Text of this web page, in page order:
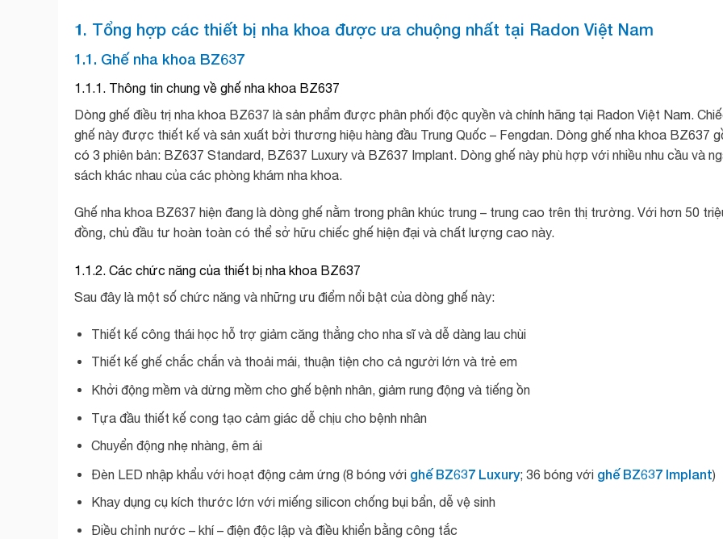
1. Tổng hợp các thiết bị nha khoa được ưa chuộng nhất tại Radon Việt Nam
1.1. Ghế nha khoa BZ637
1.1.1. Thông tin chung về ghế nha khoa BZ637
Dòng ghế điều trị nha khoa BZ637 là sản phẩm được phân phối độc quyền và chính hãng tại Radon Việt Nam.
ghế này được thiết kế và sản xuất bởi thương hiệu hàng đầu Trung Quốc – Fengdan. Dòng ghế nha khoa BZ637
có 3 phiên bản: BZ637 Standard, BZ637 Luxury và BZ637 Implant. Dòng ghế này phù hợp với nhiều nhu cầu và
sách khác nhau của các phòng khám nha khoa.
Ghế nha khoa BZ637 hiện đang là dòng ghế nằm trong phân khúc trung – trung cao trên thị trường. Với hơn 50
đồng, chủ đầu tư hoàn toàn có thể sở hữu chiếc ghế hiện đại và chất lượng cao này.
1.1.2. Các chức năng của thiết bị nha khoa BZ637
Sau đây là một số chức năng và những ưu điểm nổi bật của dòng ghế này:
Thiết kế công thái học hỗ trợ giảm căng thẳng cho nha sĩ và dễ dàng lau chùi
Thiết kế ghế chắc chắn và thoải mái, thuận tiện cho cả người lớn và trẻ em
Khởi động mềm và dừng mềm cho ghế bệnh nhân, giảm rung động và tiếng ồn
Tựa đầu thiết kế cong tạo cảm giác dễ chịu cho bệnh nhân
Chuyển động nhẹ nhàng, êm ái
Đèn LED nhập khẩu với hoạt động cảm ứng (8 bóng với ghế BZ637 Luxury; 36 bóng với ghế BZ637 Implant)
Khay dụng cụ kích thước lớn với miếng silicon chống bụi bẩn, dễ vệ sinh
Điều chỉnh nước – khí – điện độc lập và điều khiển bằng công tắc